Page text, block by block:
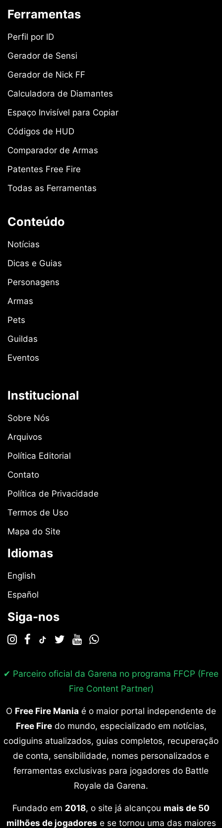
Ferramentas
Perfil por ID
Gerador de Sensi
Gerador de Nick FF
Calculadora de Diamantes
Espaço Invisível para Copiar
Códigos de HUD
Comparador de Armas
Patentes Free Fire
Todas as Ferramentas
Conteúdo
Notícias
Dicas e Guias
Personagens
Armas
Pets
Guildas
Eventos
Institucional
Sobre Nós
Arquivos
Política Editorial
Contato
Política de Privacidade
Termos de Uso
Mapa do Site
Idiomas
English
Español
Siga-nos
✔ Parceiro oficial da Garena no programa FFCP (Free
Fire Content Partner)
O Free Fire Mania é o maior portal independente de
Free Firedo mundo, especializado em notícias,
codiguins atualizados, guias completos, recuperação
de conta, sensibilidade, nomes personalizados e
ferramentas exclusivas para jogadores do Battle
Royale da Garena.
Fundado em 2018, o site já alcançou mais de 50
milhões de jogadores e se tornou uma das maiores